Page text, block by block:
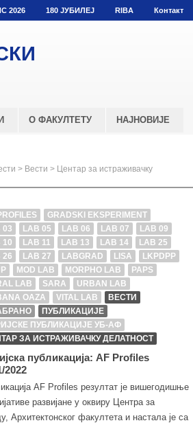
2026 180 ЈУБИЛЕЈ RIBA Контакт
О ФАКУЛТЕТУ НАЈНОВИЈЕ
> Вести > Центар за истраживачку
GRADSKI EKSPERIMENT
03
LAB 05 LAB 06 LAB 07
LAB 09
10
LAB 11 LAB 13 LAB 14
LAB 25
26
LAB 27 LABGRAD LISA
LKPDPP
MOD LAB MORPHO LAB
PAPS
LAB
SARA
URBAN LAB
OAZA
VITAL LAB
ВЕСТИ
ПУБЛИКАЦИЈЕ
ПУБЛИКАЦИЈЕ УБ-АФ
ЗА ИСТРАЖИВАЧКУ ДЕЛАТНОСТ
публикација: AF Profiles
2022
AF Profiles резултат је вишегодишње
развијане у оквиру Центра за
Архитектонског факултета и настала је са